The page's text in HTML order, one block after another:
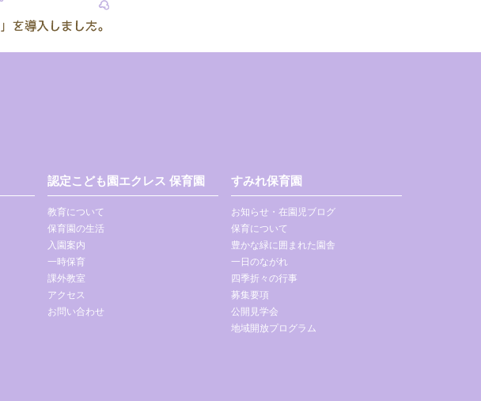
認定こども園エクレス 保育園
教育について
保育園の生活
入園案内
一時保育
課外教室
アクセス
お問い合わせ
すみれ保育園
お知らせ・在園児ブログ
保育について
豊かな緑に囲まれた園舎
一日のながれ
四季折々の行事
募集要項
公開見学会
地域開放プログラム